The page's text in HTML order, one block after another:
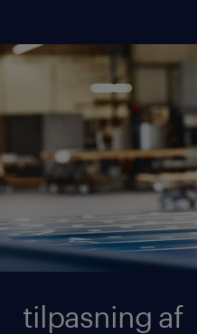
tilpasning af